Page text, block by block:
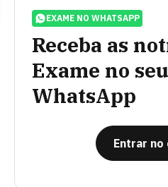
EXAME NO WHATSAPP
Receba as
Exame no seu
WhatsApp
Entrar no